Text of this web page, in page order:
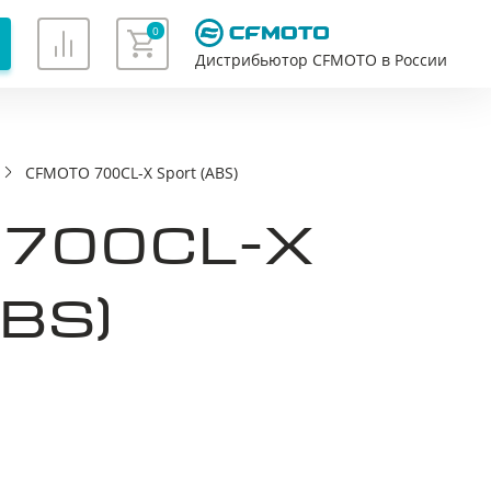
0
Дистрибьютор CFMOTO в России
CFMOTO 700CL-X Sport (ABS)
X